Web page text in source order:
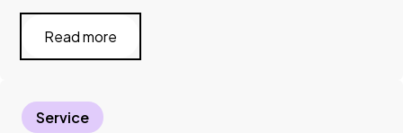
Read more
Service